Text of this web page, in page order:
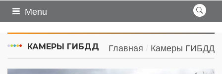
Menu
КАМЕРЫ ГИБДД Главная Камеры ГИБДД